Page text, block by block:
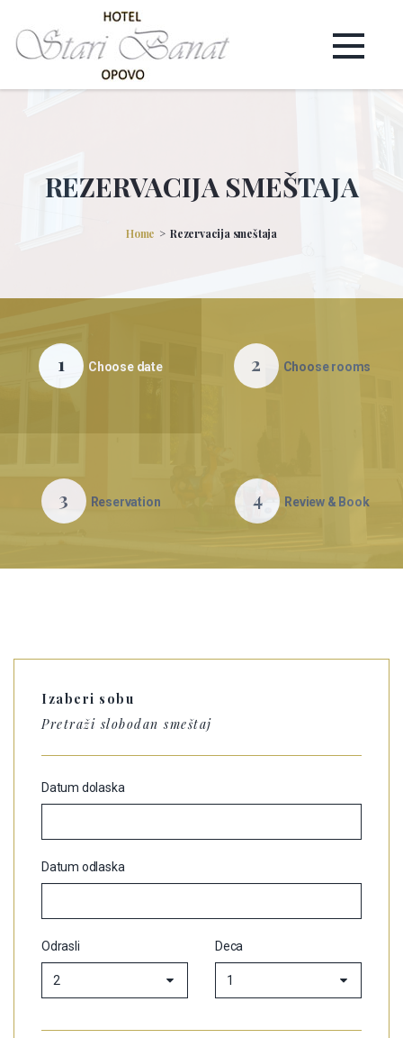
REZERVACIJA SMEŠTAJA
Home Rezervacija smeštaja
1 Choose date 2 Choose rooms
3 Reservation 4 Review & Book
Izaberi sobu
Pretraži slobodan smeštaj
Datum dolaska
Datum odlaska
Odrasli
2
Deca
1